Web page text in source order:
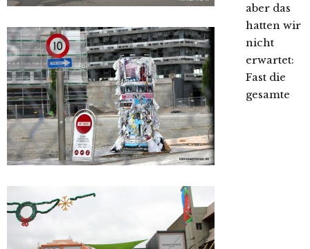
aber das
hatten wir
nicht
erwartet:
Fast die
gesamte